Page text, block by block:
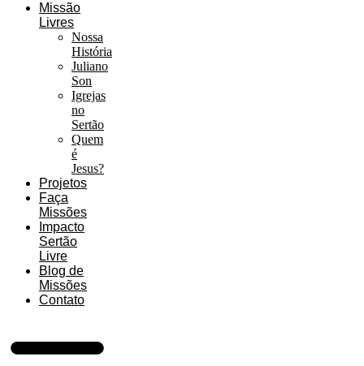
Missão
Livres
Nossa
História
Juliano
Son
Igrejas
no
Sertão
Quem
é
Jesus?
Projetos
Faça
Missões
Impacto
Sertão
Livre
Blog de
Missões
Contato